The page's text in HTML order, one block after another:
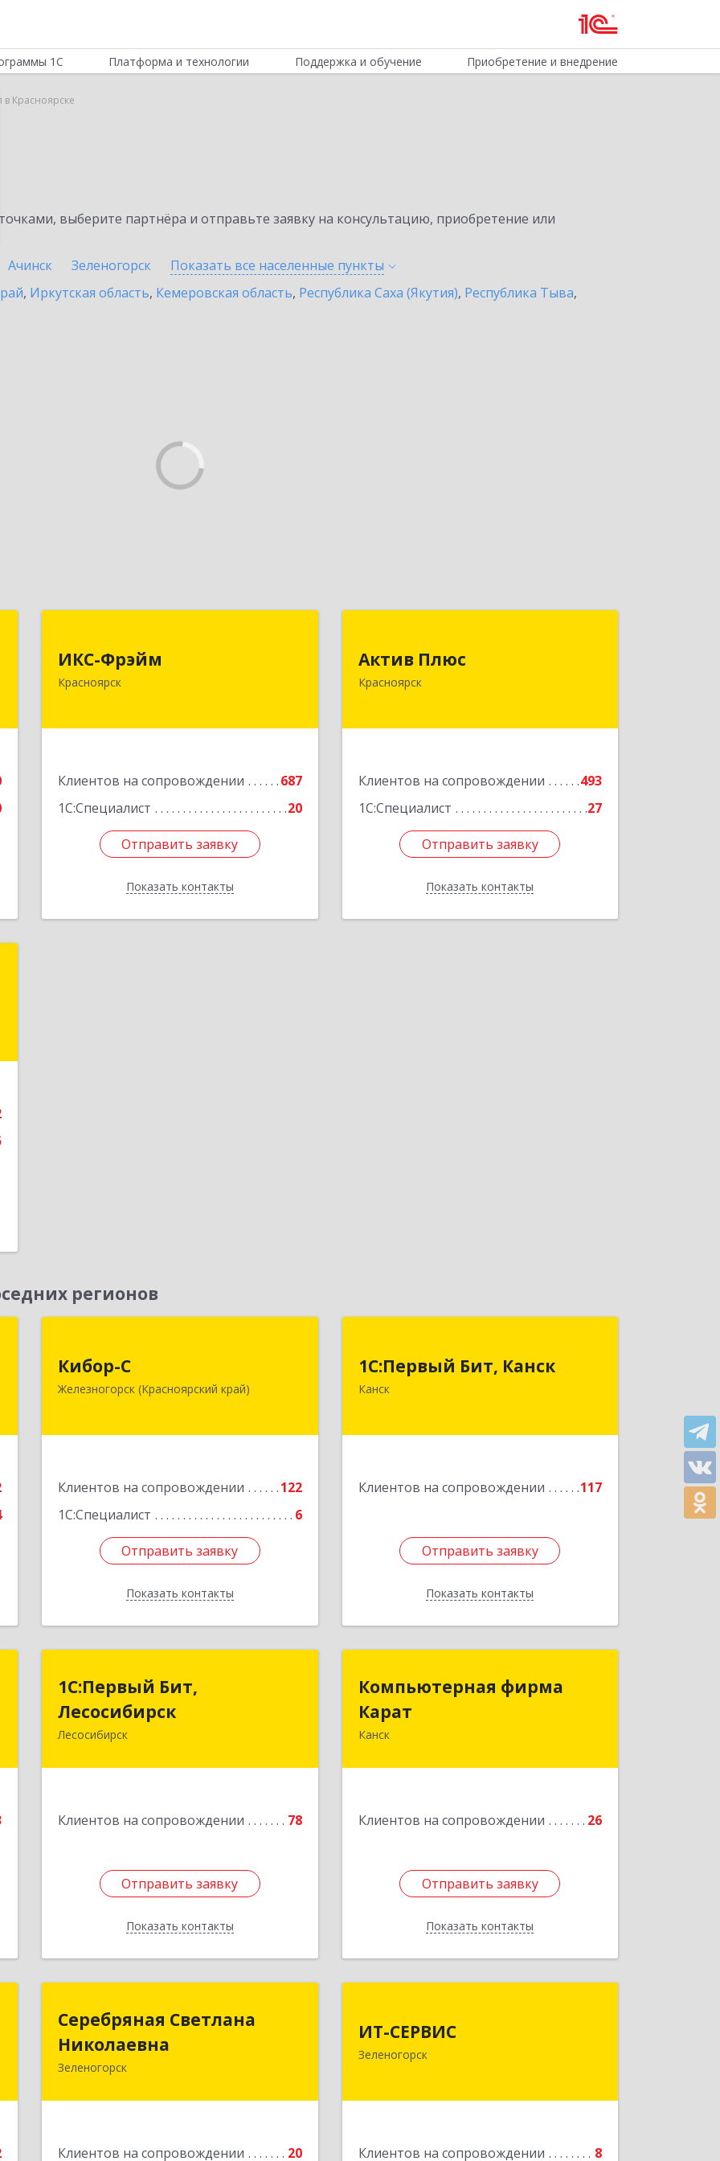
1С Платформа и технологии Поддержка и обучение Приобретение и внедрение
в Красноярске
выберите партнёра и отправьте заявку на консультацию, приобретение или
Ачинск Зеленогорск Показать все населенные пункты
, Иркутская область, Кемеровская область, Республика Саха (Якутия), Республика Тыва,
ИКС-Фрэйм
Красноярск
Клиентов на сопровождении
687
1С:Специалист
20
Отправить заявку
Показать контакты
Красноярск г, Батурина ул, дом № 32,
Отправить заявку
Назад
Актив Плюс
Красноярск
Клиентов на сопровождении
493
1С:Специалист
27
Отправить заявку
Показать контакты
Красноярск г, Обороны ул, дом № 3,
Отправить заявку
Назад
регионов
Кибор-С
Железногорск (Красноярский край)
Клиентов на сопровождении
122
1С:Специалист
6
Отправить заявку
Показать контакты
Железногорск г, Белорусская ул, дом
Отправить заявку
Назад
1С:Первый Бит, Канск
Канск
Клиентов на сопровождении 117
Отправить заявку
Показать контакты
663600, Красноярский край, Канск г,
30 лет ВЛКСМ ул, дом № 20, пом.25
Подробнее
Отправить заявку
Назад
1С:Первый Бит,
Лесосибирск
Лесосибирск
Клиентов на сопровождении 78
Отправить заявку
Показать контакты
Лесосибирск
662544, Красноярский край,
Подробнее
Отправить заявку
Назад
Компьютерная фирма
Карат
Канск
Клиентов на сопровождении 26
Отправить заявку
Показать контакты
Компьютерная фирма
Карат
663600, Красноярский край, Канск г,
Отправить заявку
Назад
Серебряная Светлана
Николаевна
Зеленогорск
Клиентов на сопровождении 20
Серебряная Светлана
Николаевна
Подробнее
ИТ-СЕРВИС
Зеленогорск
Клиентов на сопровождении 8
Зеленогорск г, Гагарина ул, дом № 34
Подробнее